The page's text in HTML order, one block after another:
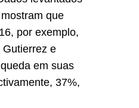
que
por exemplo,
Gutierrez e
em suas
37%,